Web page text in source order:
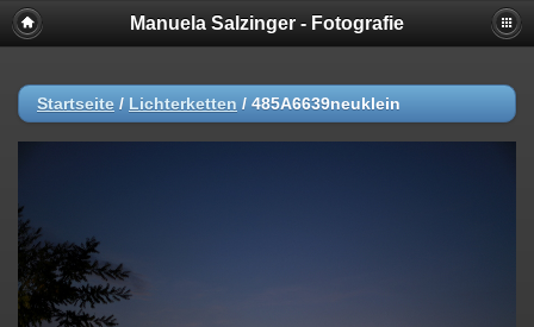
Manuela Salzinger - Fotografie
Startseite / Lichterketten / 485A6639neuklein